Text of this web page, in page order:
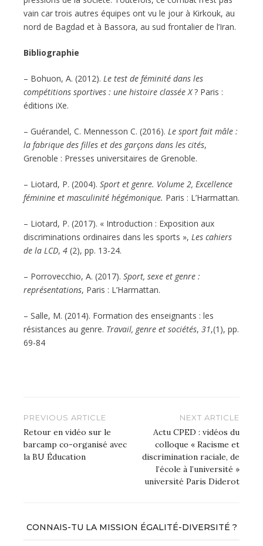
vain car trois autres équipes ont vu le jour à Kirkouk, au
nord de Bagdad et à Bassora, au sud frontalier de l’Iran.
Bibliographie
– Bohuon, A. (2012). Le test de féminité dans les
compétitions sportives : une histoire classée X? Paris :
éditions iXe.
– Guérandel, C. Mennesson C. (2016). Le sport fait mâle :
la fabrique des filles et des garçons dans les cités,
Grenoble : Presses universitaires de Grenoble.
– Liotard, P. (2004). Sport et genre. Volume 2, Excellence
féminine et masculinité hégémonique. Paris : L’Harmattan.
– Liotard, P. (2017). « Introduction : Exposition aux
discriminations ordinaires dans les sports », Les cahiers
de la LCD, 4 (2), pp. 13-24.
– Porrovecchio, A. (2017). Sport, sexe et genre :
représentations, Paris : L’Harmattan.
– Salle, M. (2014). Formation des enseignants : les
résistances au genre. Travail, genre et sociétés, 31,(1), pp.
69-84
Navigation
de
l’article
PREVIOUS ARTICLE
Retour en vidéo sur le
barcamp co-organisé avec
la BU Éducation
NEXT ARTICLE
Actu CPED : vidéos du
colloque « Racisme et
discrimination raciale, de
l’école à l’université »
université Paris Diderot
CONNAIS-TU LA MISSION ÉGALITÉ-DIVERSITÉ ?